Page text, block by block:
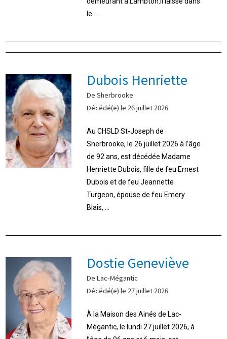
le ...
Dubois Henriette
De Sherbrooke
Décédé(e) le 26 juillet 2026
Au CHSLD St-Joseph de
Sherbrooke, le 26 juillet 2026 à l’âge
de 92 ans, est décédée Madame
Henriette Dubois, fille de feu Ernest
Dubois et de feu Jeannette
Turgeon, épouse de feu Emery
Blais, ...
Dostie Geneviève
De Lac-Mégantic
Décédé(e) le 27 juillet 2026
À la Maison des Ainés de Lac-
Mégantic, le lundi 27 juillet 2026, à